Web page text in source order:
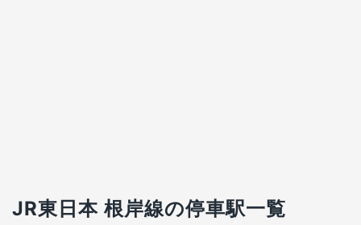
JR東日本 根岸線の停車駅一覧